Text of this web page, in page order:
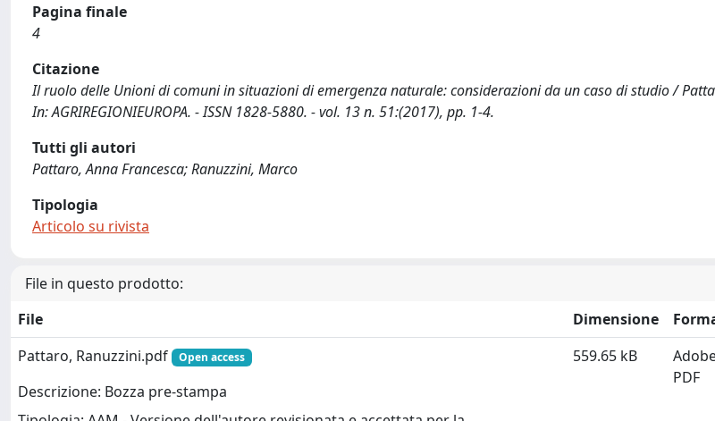
Pagina finale
4
Citazione
Il ruolo delle Unioni di comuni in situazioni di emergenza naturale: considerazioni da un caso di studio /
In: AGRIREGIONIEUROPA. - ISSN 1828-5880. - vol. 13 n. 51:(2017), pp. 1-4.
Tutti gli autori
Pattaro, Anna Francesca; Ranuzzini, Marco
Tipologia
Articolo su rivista
File in questo prodotto:
File
Dimensione
Pattaro, Ranuzzini.pdf
Open access
Descrizione: Bozza pre-stampa
559.65 kB
PDF